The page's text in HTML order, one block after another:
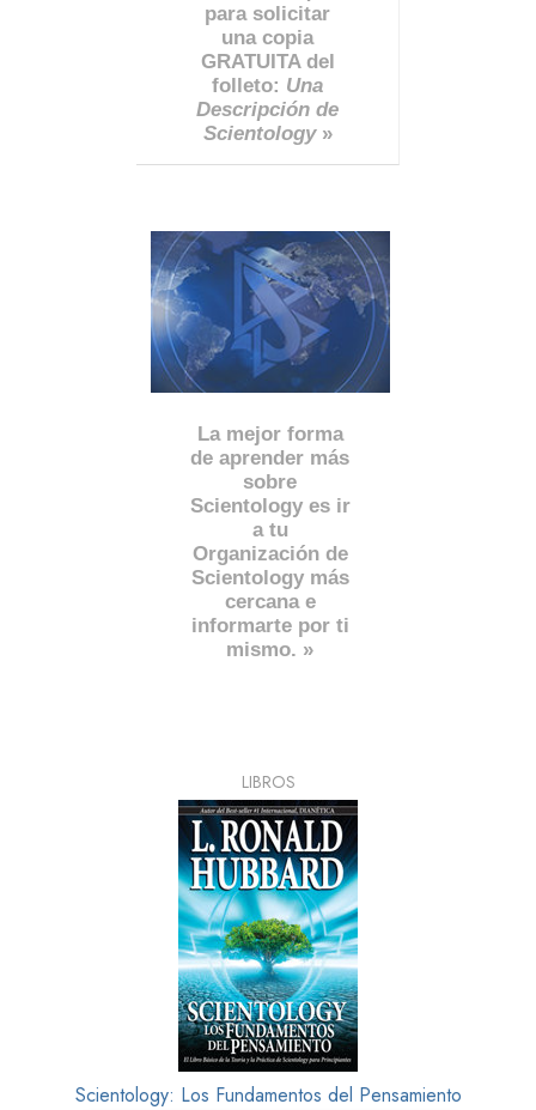
para solicitar
una copia
GRATUITA del
folleto: Una
Descripción de
Scientology»
La mejor forma
de aprender más
sobre
Scientology es ir
a tu
Organización de
Scientology más
cercana e
informarte por ti
mismo. »
LIBROS
Scientology: Los Fundamentos del Pensamiento